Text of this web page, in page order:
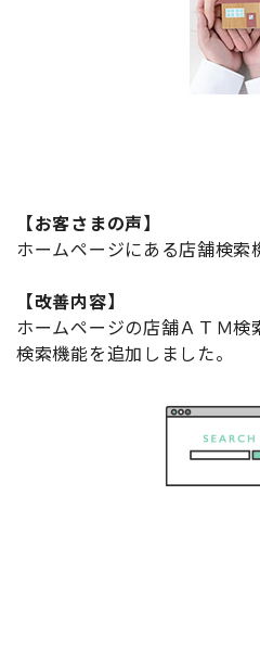
【お客さまの声】
ホームページにある店舗検索
【改善内容】
ホームページの店舗ＡＴＭ
検索機能を追加しました。